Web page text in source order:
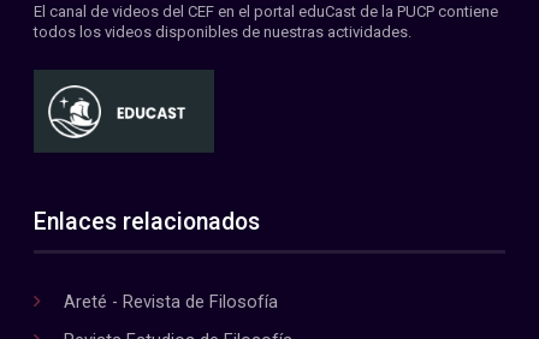
El canal de videos del CEF en el portal eduCast de la PUCP contiene
todos los videos disponibles de nuestras actividades.
Enlaces relacionados
Areté - Revista de Filosofía